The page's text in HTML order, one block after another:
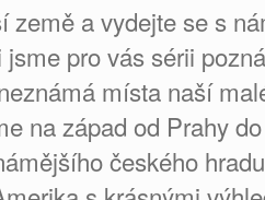
země a vydejte se s
pro vás sérii
místa naší
na západ od Prahy
českého